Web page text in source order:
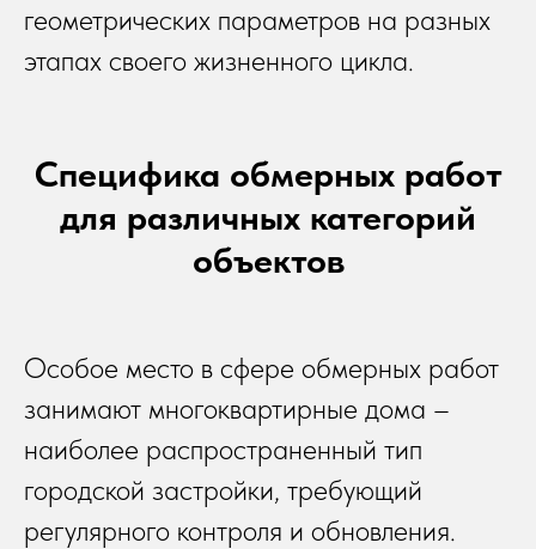
геометрических параметров на разных
этапах своего жизненного цикла.
Специфика обмерных работ
для различных категорий
объектов
Особое место в сфере обмерных работ
занимают многоквартирные дома –
наиболее распространенный тип
городской застройки, требующий
регулярного контроля и обновления.